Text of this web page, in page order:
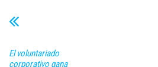
El voluntariado
corporativo gana